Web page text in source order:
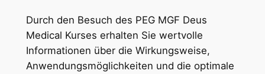
Durch den Besuch des PEG MGF Deus
Medical Kurses erhalten Sie wertvolle
Informationen über die Wirkungsweise,
Anwendungsmöglichkeiten und die optimale